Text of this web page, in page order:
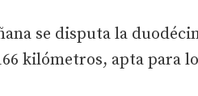
se disputa la
kilómetros, apta para